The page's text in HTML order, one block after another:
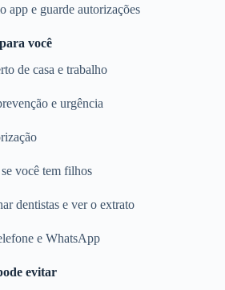
app e guarde autorizações
você
de casa e trabalho
e urgência
você tem filhos
dentistas e ver o extrato
e WhatsApp
evitar